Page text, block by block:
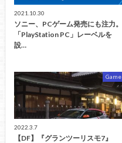
2021.10.30
ソニー、PCゲーム発売にも注力。
「PlayStation PC」レーベルを
設…
Game
2022.3.7
【DF】『グランツーリスモ7』